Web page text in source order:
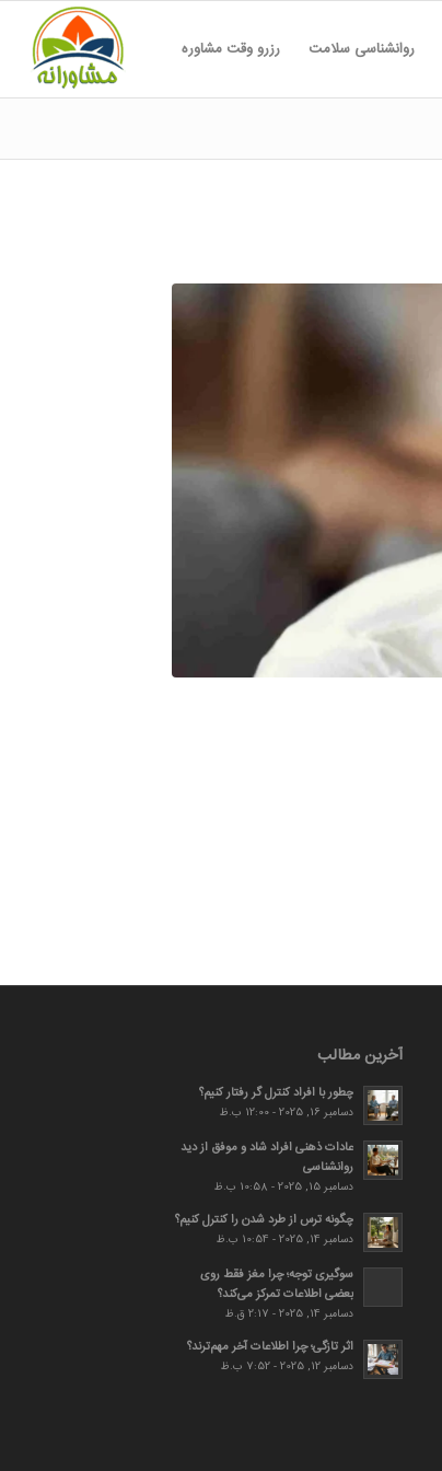
روانشناسی سلامت رزرو وقت مشاوره
آخرین مطالب
چطور با افراد کنترل گر رفتار کنیم؟
دسامبر 16, 2025 - 12:00 ب.ظ
عادات ذهنی افراد شاد و موفق از دید
روانشناسی
دسامبر 15, 2025 - 10:58 ب.ظ
چگونه ترس از طرد شدن را کنترل کنیم؟
دسامبر 14, 2025 - 10:54 ب.ظ
سوگیری توجه؛ چرا مغز فقط روی
بعضی اطلاعات تمرکز می‌کند؟
دسامبر 14, 2025 - 2:17 ق.ظ
اثر تازگی؛ چرا اطلاعات آخر مهم‌ترند؟
دسامبر 12, 2025 - 7:52 ب.ظ